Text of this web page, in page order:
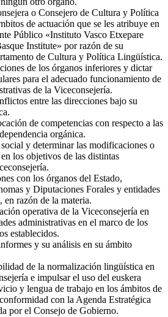
o Consejero de Cultura y Política
de actuación que se les atribuye en
Público «Instituto Vasco Etxepare
Institute» por razón de su
de Cultura y Política Lingüística.
de los órganos inferiores y dictar
para el adecuado funcionamiento de
de la Viceconsejería.
entre las direcciones bajo su
de competencias con respecto a las
orgánica.
y determinar las modificaciones o
los objetivos de las distintas
con los órganos del Estado,
y Diputaciones Forales y entidades
en razón de la materia.
operativa de la Viceconsejería en
administrativas en el marco de los
establecidos.
y su análisis en su ámbito
de la normalización lingüística en
e impulsar el uso del euskera
y lengua de trabajo en los ámbitos de
con la Agenda Estratégica
por el Consejo de Gobierno.